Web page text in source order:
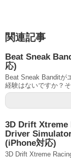
関連記事
Beat Sneak
応)
Beat Sneak Banditが
経験はないですか？
3D Drift
Driver
(iPhone対応)
3D Drift Xtreme